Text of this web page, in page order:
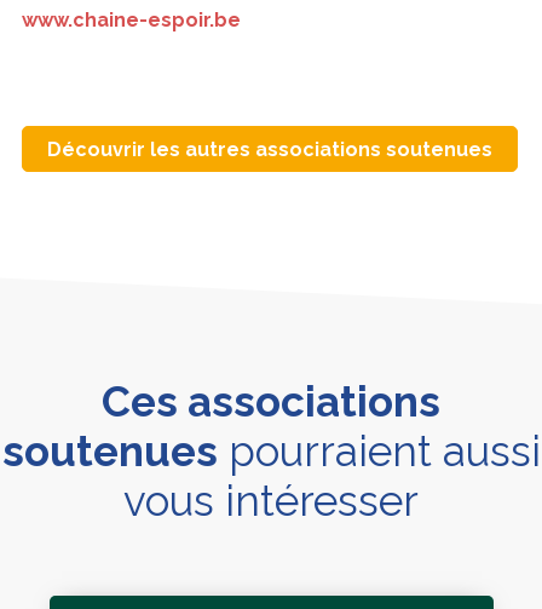
www.chaine-espoir.be
Découvrir les autres associations soutenues
Ces associations
soutenues pourraient aussi
vous intéresser